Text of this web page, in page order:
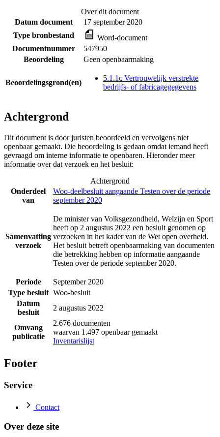
Over dit document
Datum document
17 september 2020
Type bronbestand
Word-document
Documentnummer
547950
Beoordeling
Geen openbaarmaking
Beoordelingsgrond(en)
5.1.1c Vertrouwelijk verstrekte
bedrijfs- of fabricagegegevens
Achtergrond
Dit document is door juristen beoordeeld en vervolgens niet
openbaar gemaakt. Die beoordeling is gedaan omdat iemand heeft
gevraagd om interne informatie te openbaren. Hieronder meer
informatie over dat verzoek en het besluit:
Achtergrond
Onderdeel
van
Woo-deelbesluit aangaande Testen over de periode
september 2020
Samenvatting
verzoek
De minister van Volksgezondheid, Welzijn en Sport
heeft op 2 augustus 2022 een besluit genomen op
verzoeken in het kader van de Wet open overheid.
Het besluit betreft openbaarmaking van documenten
die betrekking hebben op informatie aangaande
Testen over de periode september 2020.
Periode
September 2020
Type besluit Woo-besluit
Datum
besluit
2 augustus 2022
Omvang
publicatie
2.676 documenten
waarvan 1.497 openbaar gemaakt
Inventarislijst
Footer
Service
Contact
Over deze site